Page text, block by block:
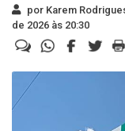
por Karem
de 2026 às 20:30